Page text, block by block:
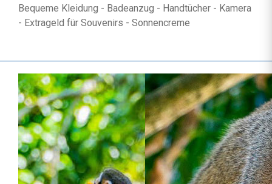
Bequeme Kleidung - Badeanzug - Handtücher - Kamera
- Extrageld für Souvenirs - Sonnencreme